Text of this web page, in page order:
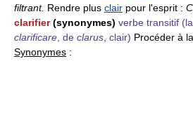
filtrant. Rendre plus clair pour l'esprit :
clarifier(synonymes) verbe transitif
clarificare, de clarus, clair) Procéder à
Synonymes :